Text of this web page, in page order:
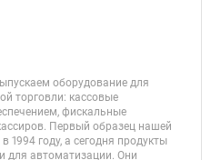
оборудование для
торговли: кассовые
фискальные
Первый образец нашей
1994 году, а сегодня продукты
для автоматизации. Они